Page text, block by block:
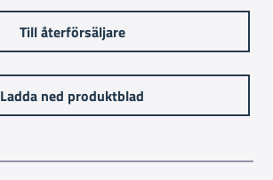
Till återförsäljare
Ladda ned produktblad